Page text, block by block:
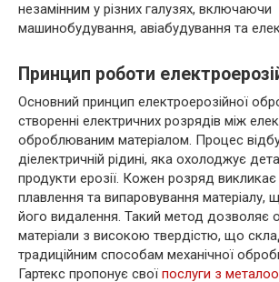
незамінним у різних галузях, включаючи
машинобудування, авіабудування та
Принцип роботи
Основний принцип електроерозійної
створенні електричних розрядів між
оброблюваним матеріалом. Процес
діелектричній рідині, яка охолоджує
продукти ерозії. Кожен розряд
плавлення та випаровування матеріалу,
його видалення. Такий метод дозволяє
матеріали з високою твердістю, що
традиційним способам механічної
Гартекс пропонує свої послуги з